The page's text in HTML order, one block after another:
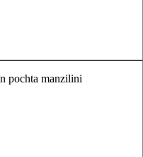
pochta manzilini